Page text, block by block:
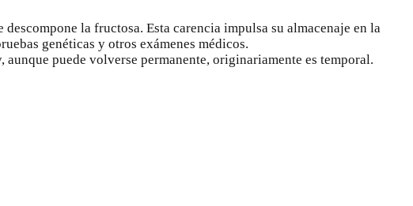
descompone la fructosa. Esta carencia impulsa su almacenaje en la
genéticas y otros exámenes médicos.
puede volverse permanente, originariamente es temporal.